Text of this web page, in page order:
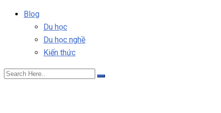
Blog
Du học
Du học nghề
Kiến thức